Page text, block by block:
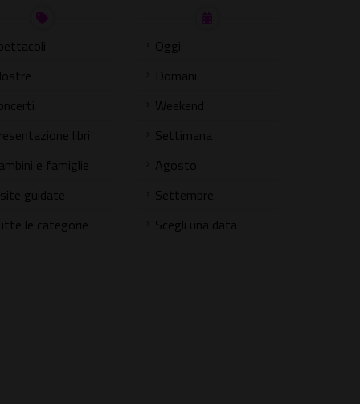
libri
e famiglie
guidate
le categorie
Oggi
Domani
Weekend
Settimana
Agosto
Settembre
Scegli una data